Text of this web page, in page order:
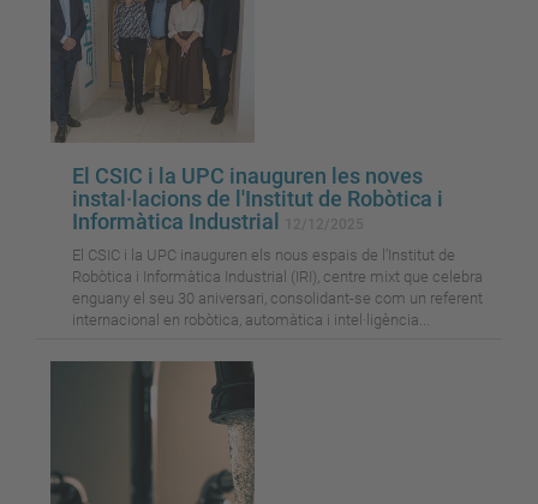
El CSIC i la UPC inauguren les noves
instal·lacions de l'Institut de Robòtica i
Informàtica Industrial
El CSIC i la UPC inauguren els nous espais de l’Institut de
Robòtica i Informàtica Industrial (IRI), centre mixt que celebra
enguany el seu 30 aniversari, consolidant-se com un referent
internacional en robòtica, automàtica i intel·ligència...